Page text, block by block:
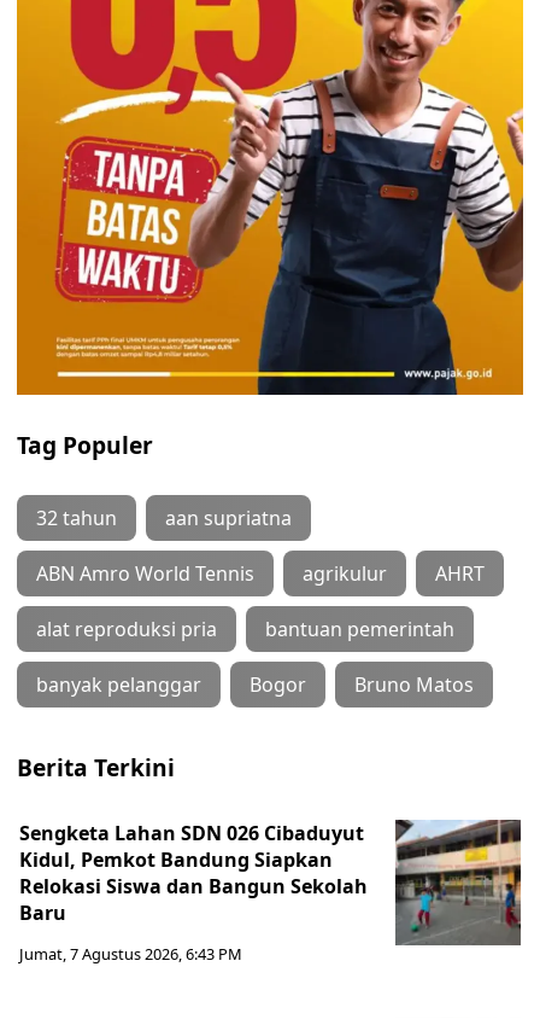
Tag Populer
32 tahun aan supriatna
ABN Amro World Tennis agrikulur AHRT
alat reproduksi pria bantuan pemerintah
banyak pelanggar Bogor Bruno Matos
Berita Terkini
Sengketa Lahan SDN 026 Cibaduyut
Kidul, Pemkot Bandung Siapkan
Relokasi Siswa dan Bangun Sekolah
Baru
Jumat, 7 Agustus 2026, 6:43 PM